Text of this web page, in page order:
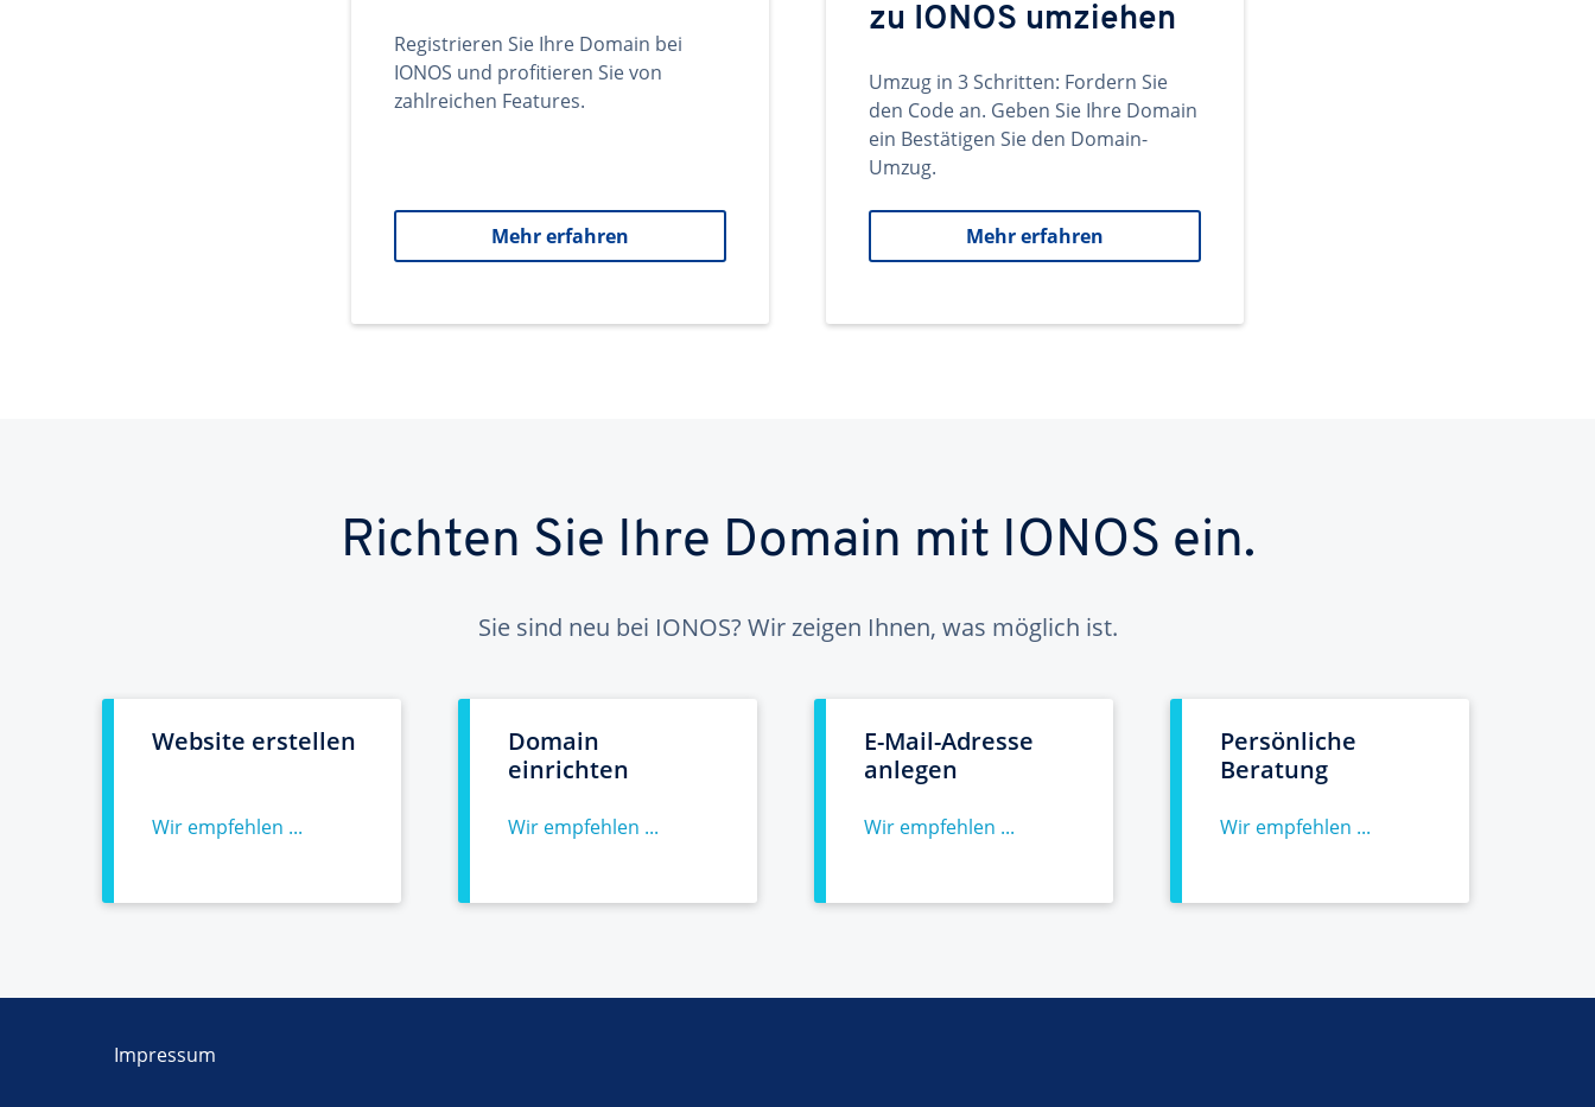
Registrieren Sie Ihre Domain bei
IONOS und profitieren Sie von
zahlreichen Features.
Mehr erfahren
zu IONOS umziehen
Umzug in 3 Schritten: Fordern Sie
den Code an. Geben Sie Ihre Domain
ein Bestätigen Sie den Domain-
Umzug.
Mehr erfahren
Richten Sie Ihre Domain mit IONOS ein.
Sie sind neu bei IONOS? Wir zeigen Ihnen, was möglich ist.
Website erstellen
Wir empfehlen ...
Domain
einrichten
Wir empfehlen ...
E-Mail-Adresse
anlegen
Wir empfehlen ...
Persönliche
Beratung
Wir empfehlen ...
Impressum